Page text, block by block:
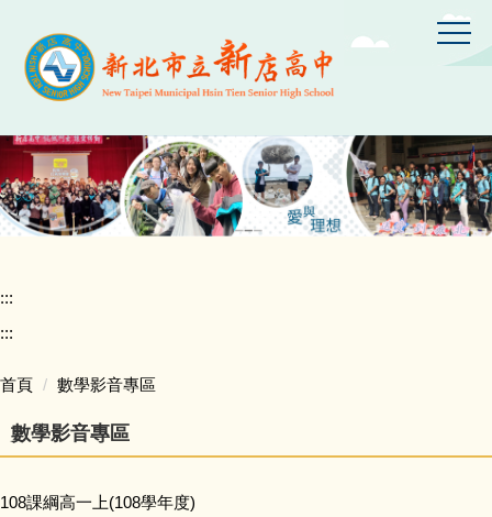
主
容
區
:::
:::
首頁 數學影音專區
數學影音專區
108課綱高一上(108學年度)